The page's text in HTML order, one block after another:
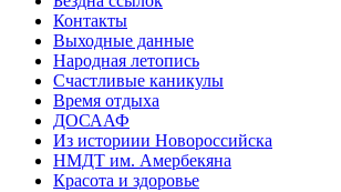
Контакты
Выходные данные
Народная летопись
Счастливые каникулы
Время отдыха
ДОСААФ
Из историии Новороссийска
НМДТ им. Амербекяна
Красота и здоровье